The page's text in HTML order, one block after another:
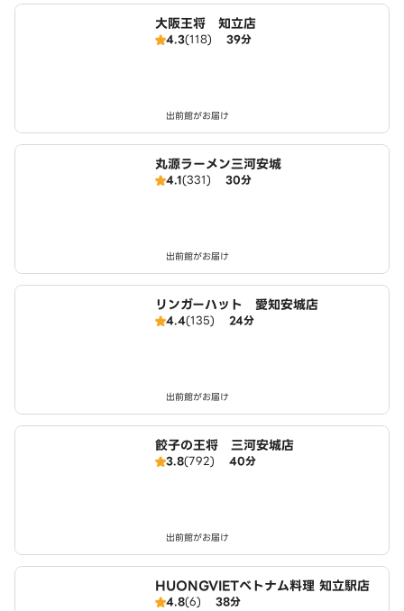
大阪王将 知立店
4.3(118) 39分
出前館がお届け
丸源ラーメン三河安城
4.1(331) 30分
出前館がお届け
リンガーハット 愛知安城店
4.4(135) 24分
出前館がお届け
餃子の王将 三河安城店
3.8(792) 40分
出前館がお届け
HUONGVIETベトナム料理 知立駅店
4.8(6) 38分